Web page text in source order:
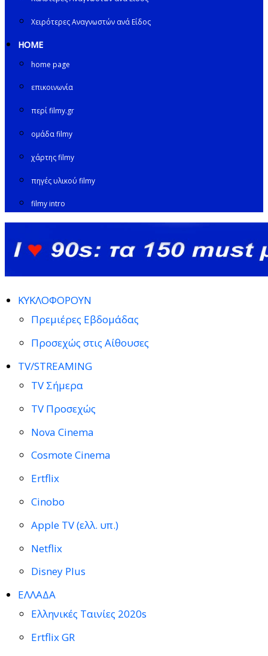
Χειρότερες Αναγνωστών ανά Είδος
HOME
home page
επικοινωνία
περί filmy.gr
ομάδα filmy
χάρτης filmy
πηγές υλικού filmy
filmy intro
ΚΥΚΛΟΦΟΡΟΥΝ
Πρεμιέρες Εβδομάδας
Προσεχώς στις Αίθουσες
TV/STREAMING
TV Σήμερα
TV Προσεχώς
Nova Cinema
Cosmote Cinema
Ertflix
Cinobo
Apple TV (ελλ. υπ.)
Netflix
Disney Plus
ΕΛΛΑΔΑ
Ελληνικές Ταινίες 2020s
Ertflix GR